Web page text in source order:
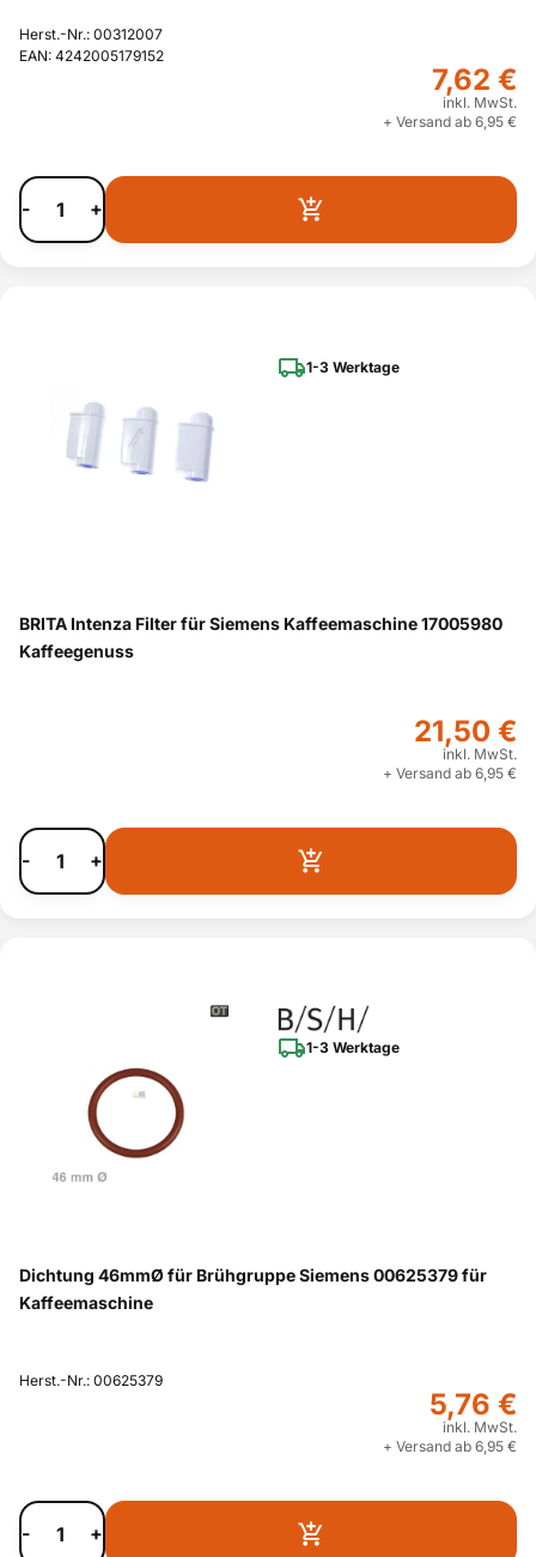
Herst.-Nr.: 00312007
EAN: 4242005179152
7,62 €
inkl. MwSt.
+ Versand ab 6,95 €
- +
1-3 Werktage
BRITA Intenza Filter für Siemens Kaffeemaschine 17005980
Kaffeegenuss
21,50 €
inkl. MwSt.
+ Versand ab 6,95 €
- +
1-3 Werktage
Dichtung 46mmØ für Brühgruppe Siemens 00625379 für
Kaffeemaschine
Herst.-Nr.: 00625379
5,76 €
inkl. MwSt.
+ Versand ab 6,95 €
- +